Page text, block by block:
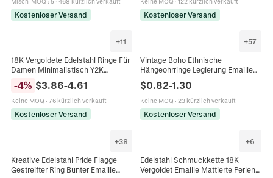
Kostenloser Versand Kostenloser Versand
+11
18K Vergoldete Edelstahl Ringe Für
Damen Minimalistisch Y2K
Geometrisch Schlange Stern Herz
Zirkon Emaille Künstliche Perle
Schmuck
-4% $3.86-4.61
Keine MOQ · 76 kürzlich verkauft
Kostenloser Versand
+57
Vintage Boho Ethnische
Hängeohrringe Legierung Emaille
Hohl Geometrisch Quaste Glocke
Schmuck Damen Edelstahl
Ohrstecker
$0.82-1.30
Keine MOQ · 23 kürzlich verkauft
Kostenloser Versand
+38
Kreative Edelstahl Pride Flagge
Gestreifter Ring Bunter Emaille
+6
Edelstahl Schmuckkette 18K
Vergoldet Emaille Mattierte Perlen